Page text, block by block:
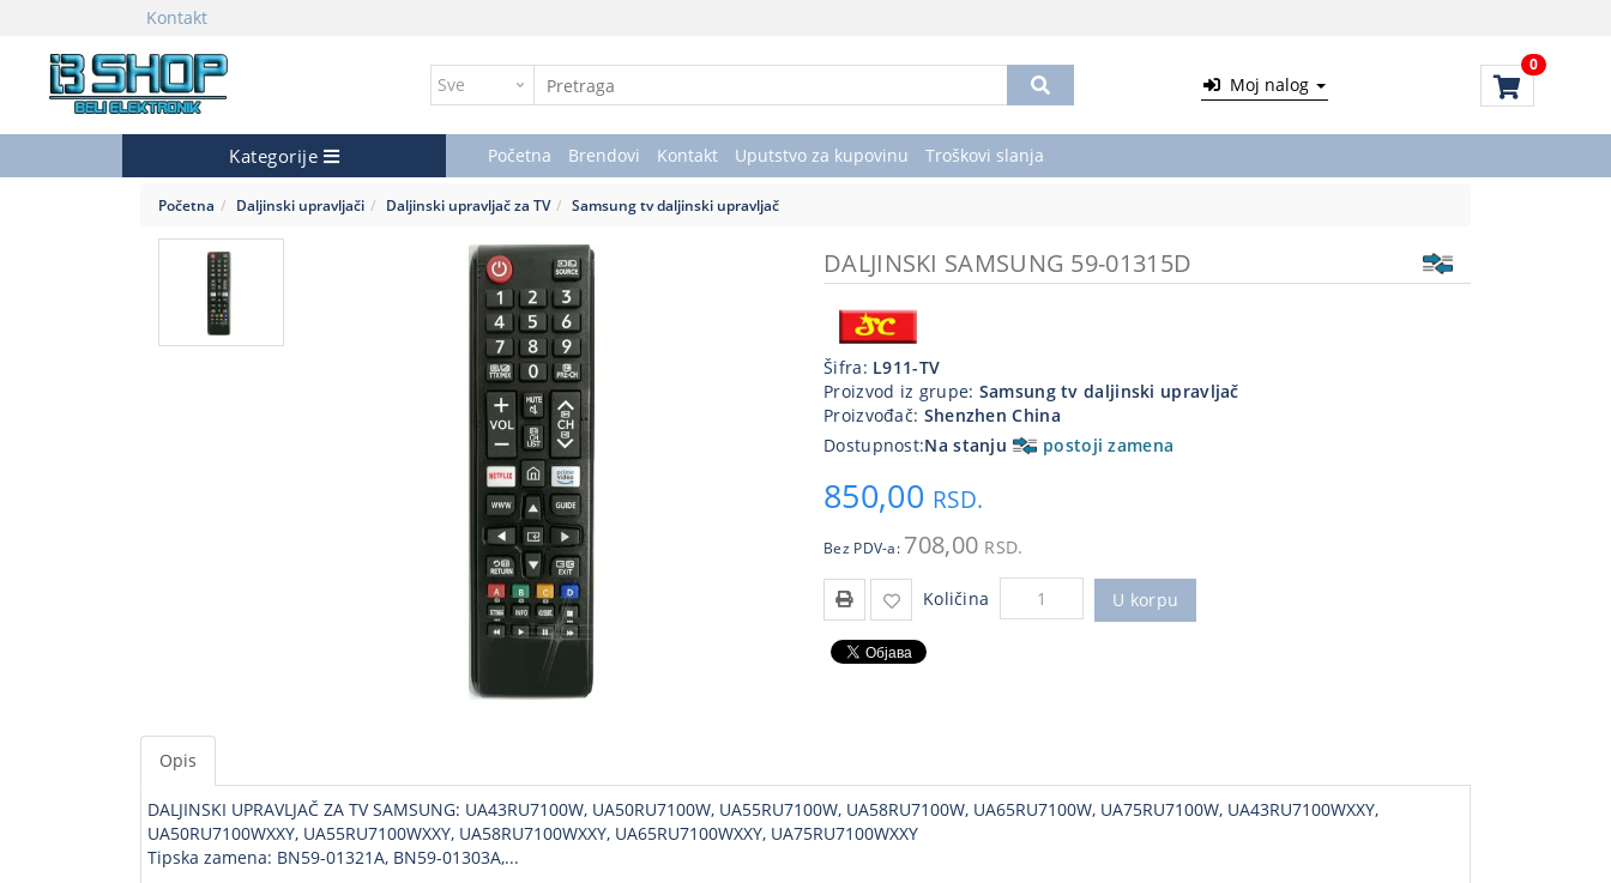
Kontakt
Moj nalog
0
Kategorije Početna Brendovi Kontakt Uputstvo za kupovinu Troškovi slanja
Početna Daljinski upravljači Daljinski upravljač za TV Samsung tv daljinski upravljač
DALJINSKI SAMSUNG 59-01315D
Šifra: L911-TV
Proizvod iz grupe: Samsung tv daljinski upravljač
Proizvođač: Shenzhen China
Dostupnost:Na stanju postoji zamena
850,00 RSD.
Bez PDV-a: 708,00 RSD.
Količina U korpu
Opis
DALJINSKI UPRAVLJAČ ZA TV SAMSUNG: UA43RU7100W, UA50RU7100W, UA55RU7100W, UA58RU7100W, UA65RU7100W, UA75RU7100W, UA43RU7100WXXY,
UA50RU7100WXXY, UA55RU7100WXXY, UA58RU7100WXXY, UA65RU7100WXXY, UA75RU7100WXXY
Tipska zamena: BN59-01321A, BN59-01303A,...